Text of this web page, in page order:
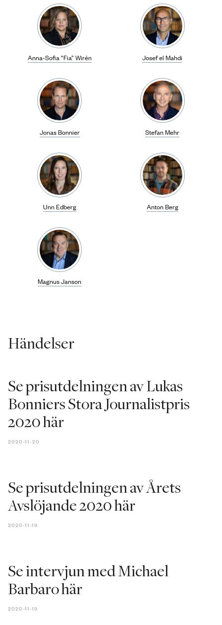
Anna-Sofia “Fia” Wirén Josef el Mahdi
Jonas Bonnier Stefan Mehr
Unn Edberg Anton Berg
Magnus Janson
Händelser
Se prisutdelningen av Lukas
Bonniers Stora Journalistpris
2020 här
2020-11-20
Se prisutdelningen av Årets
Avslöjande 2020 här
2020-11-19
Se intervjun med Michael
Barbaro här
2020-11-19